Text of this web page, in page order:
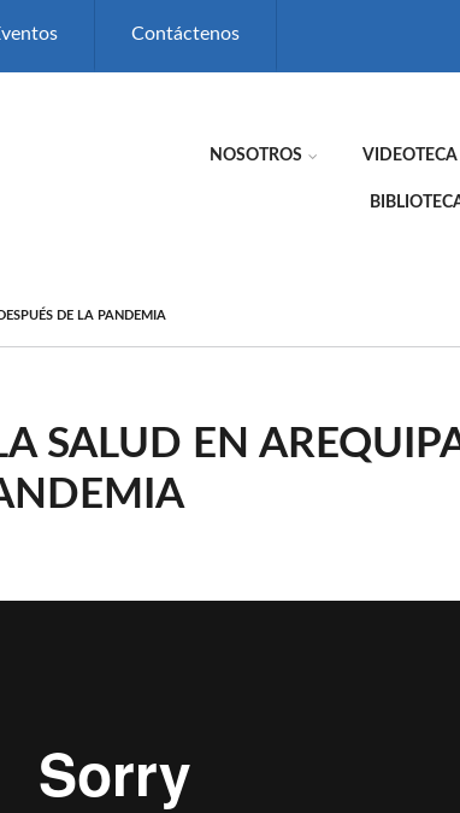
Contáctenos
NOSOTROS VIDEOTECA
DE LA PANDEMIA
SALUD EN